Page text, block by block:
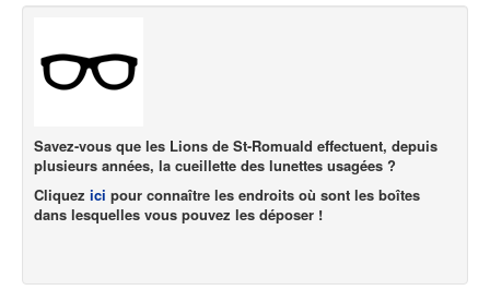
Savez-vous que les Lions de St-Romuald effectuent, depuis
plusieurs années, la cueillette des lunettes usagées ?
Cliquez ici pour connaître les endroits où sont les boîtes
dans lesquelles vous pouvez les déposer !